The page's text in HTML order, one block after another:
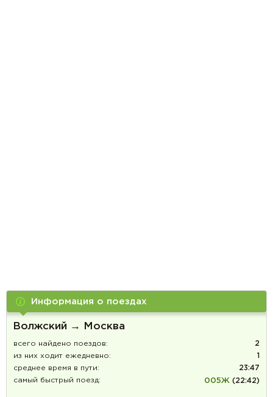
Информация о поездах
Волжский → Москва
всего найдено поездов:
2
из них ходит ежедневно:
1
среднее время в пути:
23:47
самый быстрый поезд:
005Ж (22:42)